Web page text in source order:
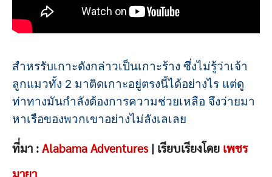
สำหรรับเกาะดังกล่าวเป็นเกาะร้าง ซึ่งไม่รู้ว่าเจ้า
ลูกแมวทั้ง 2 มาติดเกาะอยู่ตรงนี้ได้อย่างไร แต่ดู
ท่าทางมันกำลังต้องการความช่วยเหลือ จึงว่ายมา
หาเรือของพวกเขาอย่างไม่ลังเลเลย
ที่มา : Alabama Adventures| เรียบเรียงโดย เพชร